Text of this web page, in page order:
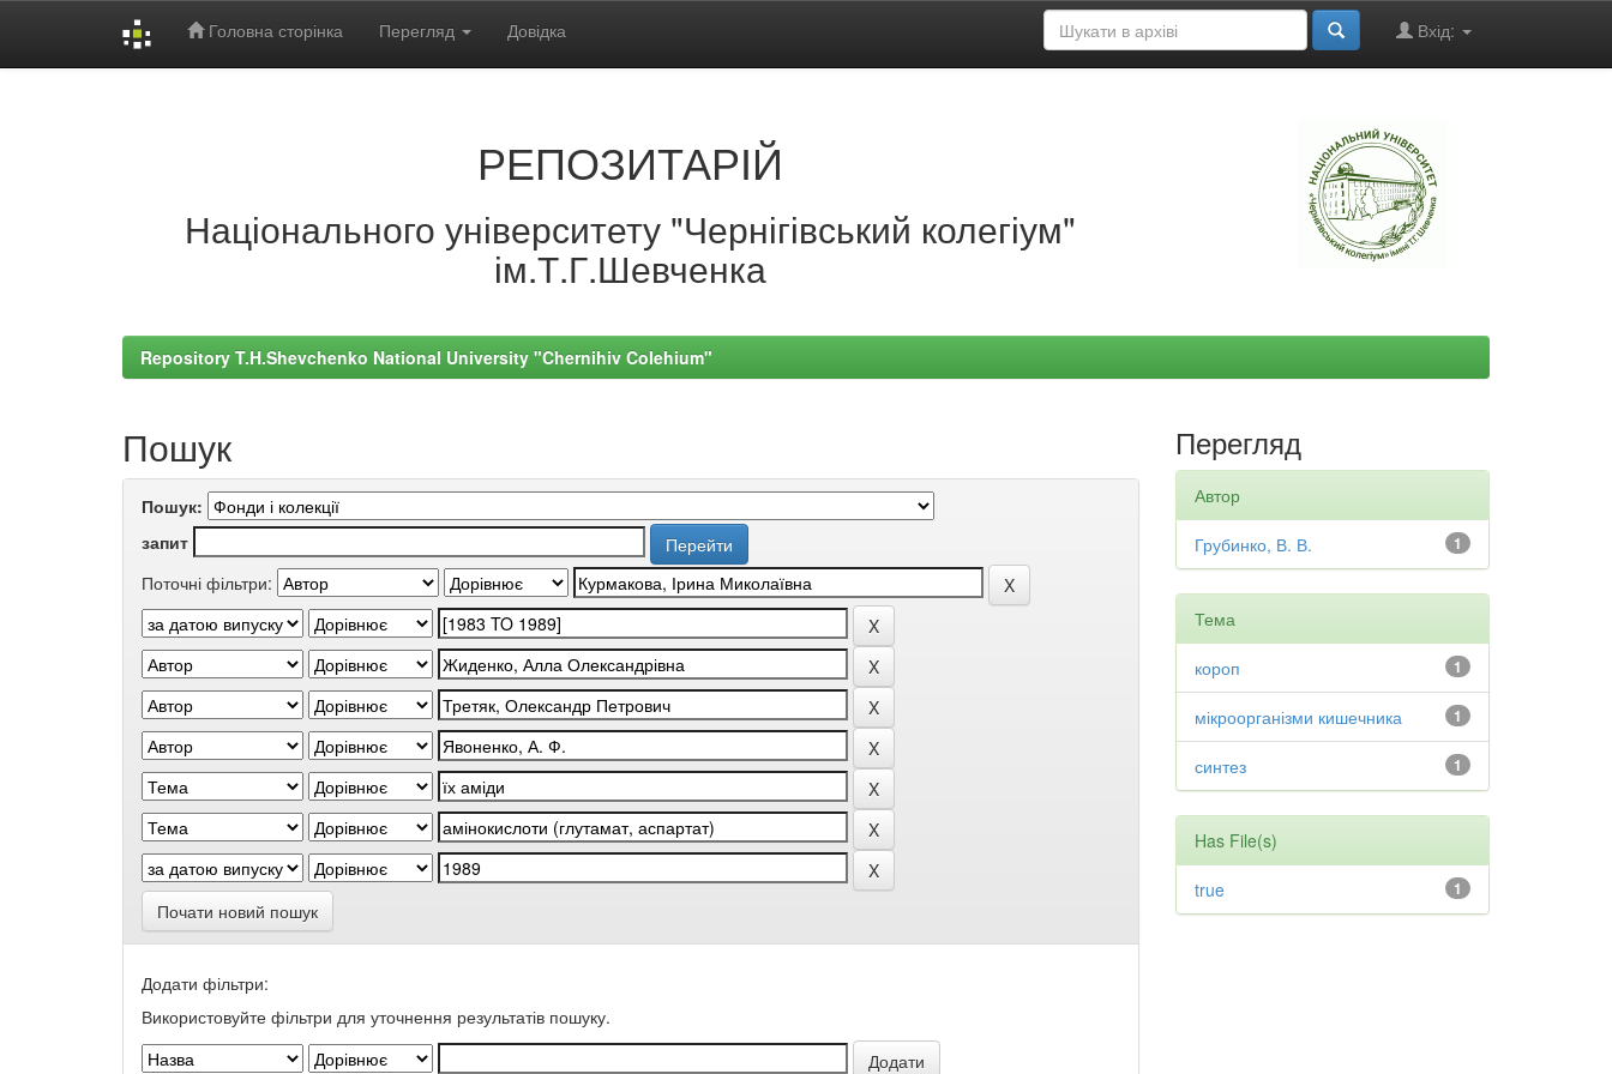
Головна сторінка Перегляд Довідка Вхід:
РЕПОЗИТАРІЙ
Національного університету "Чернігівський колегіум"
ім.Т.Г.Шевченка
Repository T.H.Shevchenko National University "Chernihiv Colehium"
Пошук
Пошук:
запит
Поточні фільтри:
Почати новий пошук
Додати фільтри:
Використовуйте фільтри для уточнення результатів пошуку.
Перегляд
Автор
1
Грубинко, В. В.
Тема
1
короп
1
мікроорганізми кишечника
1
синтез
Has File(s)
1
true